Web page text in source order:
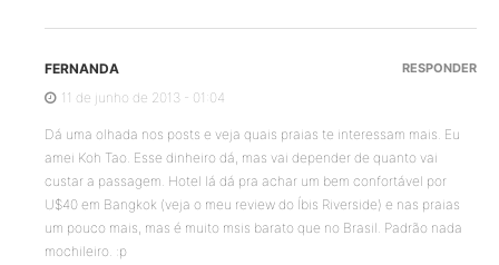
FERNANDA
11 de junho de 2013 - 01:04
Dá uma olhada nos posts e veja quais praias te interessam mais. Eu
amei Koh Tao. Esse dinheiro dá, mas vai depender de quanto vai
custar a passagem. Hotel lá dá pra achar um bem confortável por
U$40 em Bangkok (veja o meu review do Íbis Riverside) e nas praias
um pouco mais, mas é muito msis barato que no Brasil. Padrão nada
mochileiro. :p
RESPONDER